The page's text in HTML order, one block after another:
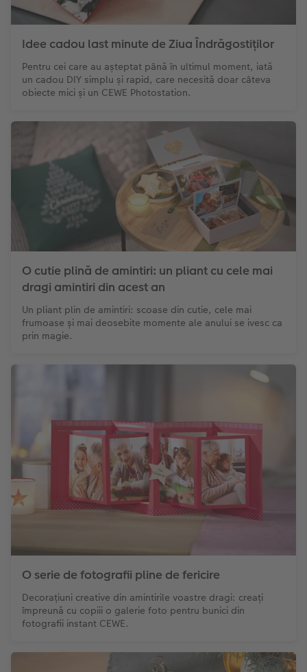
Idee cadou last minute de Ziua Îndrăgostiților
Pentru cei care au așteptat până în ultimul moment, iată
un cadou DIY simplu și rapid, care necesită doar câteva
obiecte mici și un CEWE Photostation.
O cutie plină de amintiri: un pliant cu cele mai
dragi amintiri din acest an
Un pliant plin de amintiri: scoase din cutie, cele mai
frumoase și mai deosebite momente ale anului se ivesc ca
prin magie.
O serie de fotografii pline de fericire
Decorațiuni creative din amintirile voastre dragi: creați
împreună cu copiii o galerie foto pentru bunici din
fotografii instant CEWE.